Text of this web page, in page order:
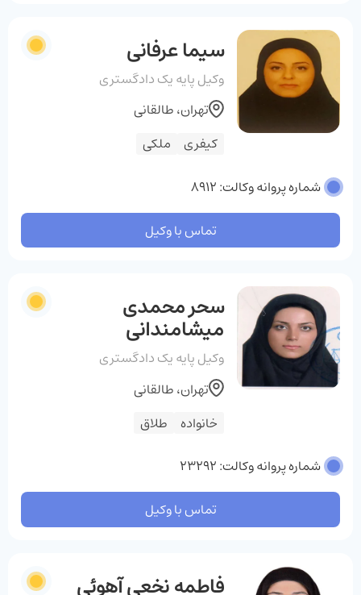
سیما عرفانی
وکیل پایه یک دادگستری
کیفری ملکی
تهران، طالقانی
شماره پروانه وکالت: 8912
تماس با وکیل
سحر محمدی
میشامندانی
وکیل پایه یک دادگستری
خانواده طلاق
تهران، طالقانی
شماره پروانه وکالت: 23292
تماس با وکیل
فاطمه نخعی آهوئی